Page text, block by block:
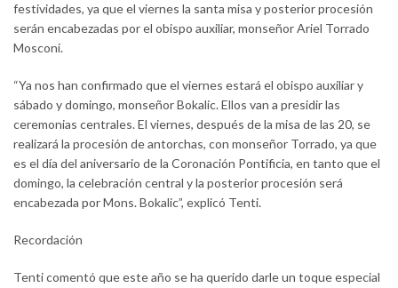
festividades, ya que el viernes la santa misa y posterior procesión
serán encabezadas por el obispo auxiliar, monseñor Ariel Torrado
Mosconi.
“Ya nos han confirmado que el viernes estará el obispo auxiliar y
sábado y domingo, monseñor Bokalic. Ellos van a presidir las
ceremonias centrales. El viernes, después de la misa de las 20, se
realizará la procesión de antorchas, con monseñor Torrado, ya que
es el día del aniversario de la Coronación Pontificia, en tanto que el
domingo, la celebración central y la posterior procesión será
encabezada por Mons. Bokalic”, explicó Tenti.
Recordación
Tenti comentó que este año se ha querido darle un toque especial